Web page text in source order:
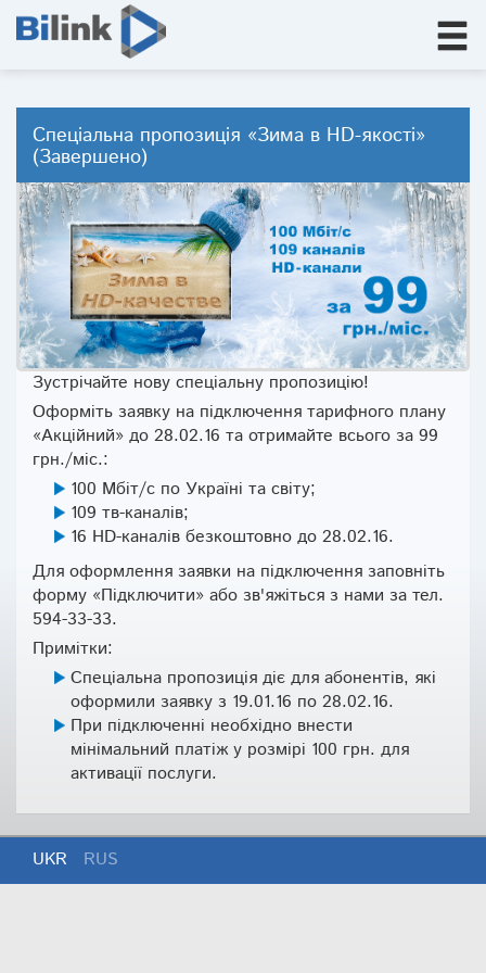
Спеціальна пропозиція «Зима в HD-якості»
(Завершено)
Зустрічайте нову спеціальну пропозицію!
Оформіть заявку на підключення тарифного плану
«Акційний» до 28.02.16 та отримайте всього за 99
грн./міс.:
100 Мбіт/с по Україні та світу;
109 тв-каналів;
16 HD-каналів безкоштовно до 28.02.16.
Для оформлення заявки на підключення заповніть
форму «Підключити» або зв'яжіться з нами за тел.
594-33-33.
Примітки:
Спеціальна пропозиція діє для абонентів, які
оформили заявку з 19.01.16 по 28.02.16.
При підключенні необхідно внести
мінімальний платіж у розмірі 100 грн. для
активації послуги.
UKR RUS